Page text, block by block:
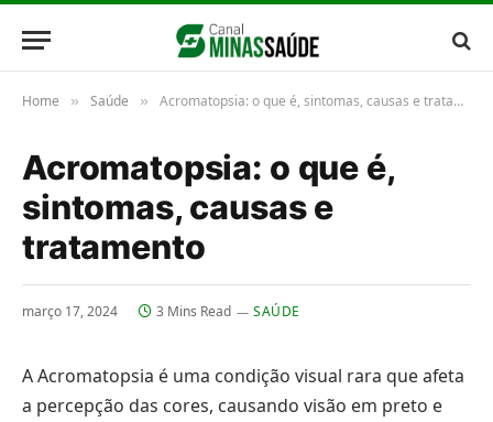
Home » Saúde » Acromatopsia: o que é, sintomas, causas e tratamento
Acromatopsia: o que é,
sintomas, causas e
tratamento
março 17, 2024 3 Mins Read SAÚDE
A Acromatopsia é uma condição visual rara que afeta
a percepção das cores, causando visão em preto e